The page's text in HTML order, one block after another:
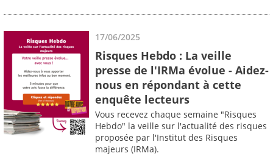
17/06/2025
Risques Hebdo : La veille
presse de l'IRMa évolue - Aidez-
nous en répondant à cette
enquête lecteurs
Vous recevez chaque semaine "Risques
Hebdo" la veille sur l'actualité des risques
proposée par l'Institut des Risques
majeurs (IRMa).